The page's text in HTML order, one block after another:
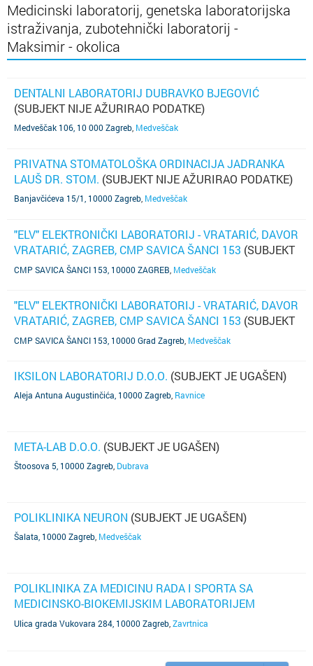
Medicinski laboratorij, genetska laboratorijska
istraživanja, zubotehnički laboratorij -
Maksimir - okolica
DENTALNI LABORATORIJ DUBRAVKO BJEGOVIĆ
(SUBJEKT NIJE AŽURIRAO PODATKE)
Medveščak 106, 10 000 Zagreb Medveščak
PRIVATNA STOMATOLOŠKA ORDINACIJA JADRANKA
LAUŠ DR. STOM. (SUBJEKT NIJE AŽURIRAO PODATKE)
Banjavčićeva 15/1, 10000 Zagreb Medveščak
"ELV" ELEKTRONIČKI LABORATORIJ - VRATARIĆ, DAVOR
VRATARIĆ, ZAGREB, CMP SAVICA ŠANCI 153 (SUBJEKT
JE UGAŠEN)
CMP SAVICA ŠANCI 153, 10000 ZAGREB Medveščak
"ELV" ELEKTRONIČKI LABORATORIJ - VRATARIĆ, DAVOR
VRATARIĆ, ZAGREB, CMP SAVICA ŠANCI 153 (SUBJEKT
JE UGAŠEN)
CMP SAVICA ŠANCI 153, 10000 Grad Zagreb Medveščak
IKSILON LABORATORIJ D.O.O. (SUBJEKT JE UGAŠEN)
Aleja Antuna Augustinčića, 10000 Zagreb Ravnice
META-LAB D.O.O. (SUBJEKT JE UGAŠEN)
Štoosova 5, 10000 Zagreb Dubrava
POLIKLINIKA NEURON (SUBJEKT JE UGAŠEN)
Šalata, 10000 Zagreb Medveščak
POLIKLINIKA ZA MEDICINU RADA I SPORTA SA
MEDICINSKO-BIOKEMIJSKIM LABORATORIJEM
ZAGREBAČKOG ŠPORTSKOG SAVEZA(SUBJEKT JE
Ulica grada Vukovara 284, 10000 Zagreb Zavrtnica